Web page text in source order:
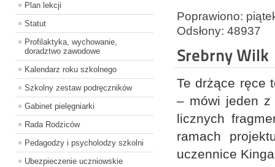
Plan lekcji
Statut
Profilaktyka, wychowanie,
doradztwo zawodowe
Kalendarz roku szkolnego
Szkolny zestaw podręczników
Gabinet pielęgniarki
Rada Rodziców
Pedagodzy i psycholodzy szkolni
Ubezpieczenie uczniowskie
Poprawiono:
Odsłony: 48937
Srebrny Wilk
Te drżące ręce
– mówi jeden z
licznych
ramach
uczennice